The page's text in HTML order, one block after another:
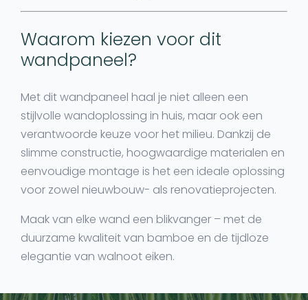
Waarom kiezen voor dit
wandpaneel?
Met dit wandpaneel haal je niet alleen een
stijlvolle wandoplossing in huis, maar ook een
verantwoorde keuze voor het milieu. Dankzij de
slimme constructie, hoogwaardige materialen en
eenvoudige montage is het een ideale oplossing
voor zowel nieuwbouw- als renovatieprojecten.
Maak van elke wand een blikvanger – met de
duurzame kwaliteit van bamboe en de tijdloze
elegantie van walnoot eiken.